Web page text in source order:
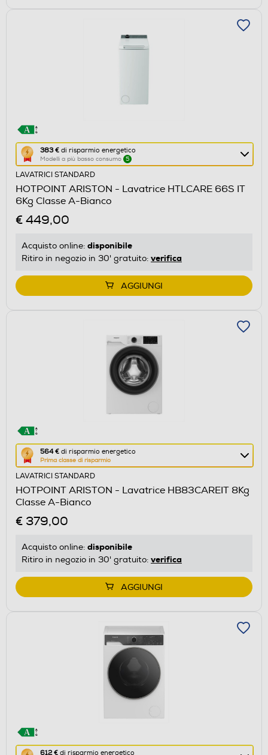
383 € di risparmio energetico
Modelli a più basso consumo 5
Questa
azione
aprirà
il
Calcolatore
di
energetico
di
Youreko.
LAVATRICI STANDARD
HOTPOINT ARISTON - Lavatrice HTLCARE 66S IT
6Kg Classe A-Bianco
€ 449,00
Acquisto online: disponibile
Ritiro in negozio in 30' gratuito: verifica
AGGIUNGI
564 € di risparmio energetico
Prima classe di risparmio
Questa
azione
aprirà
il
Calcolatore
di
energetico
Youreko.
LAVATRICI STANDARD
HOTPOINT ARISTON - Lavatrice HB83CAREIT 8Kg
Classe A-Bianco
€ 379,00
Acquisto online: disponibile
Ritiro in negozio in 30' gratuito: verifica
AGGIUNGI
612 € di risparmio energetico